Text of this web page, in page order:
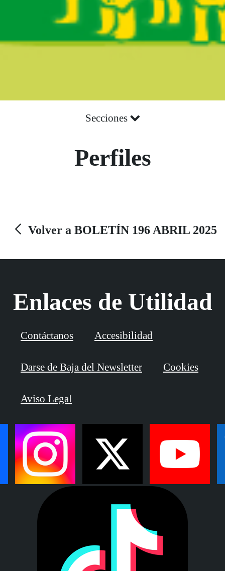
Secciones
Perfiles
Volver a BOLETÍN 196 ABRIL 2025
Enlaces de Utilidad
Contáctanos Accesibilidad
Darse de Baja del Newsletter Cookies
Aviso Legal